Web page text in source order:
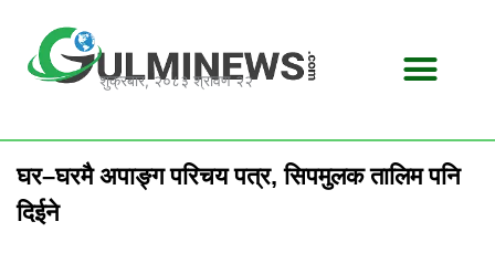
content
शुक्रबार, २०८३ श्रावण २२
घर–घरमै अपाङ्ग परिचय पत्र, सिपमुलक तालिम पनि
दिईने